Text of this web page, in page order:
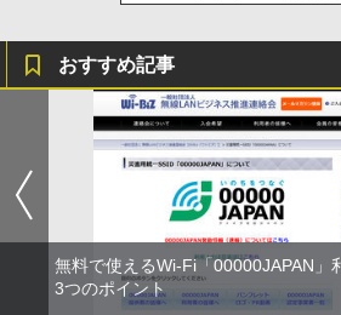
おすすめ記事
無料で使えるWi-Fi「00000JAPAN」
3つのポイント